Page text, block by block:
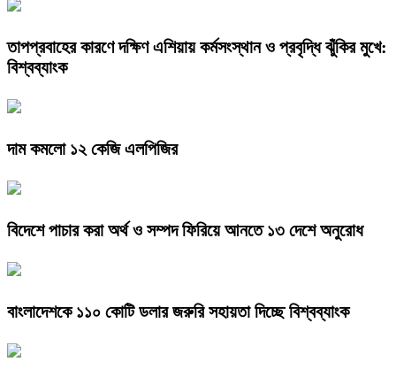
তাপপ্রবাহের কারণে দক্ষিণ এশিয়ায় কর্মসংস্থান ও প্রবৃদ্ধি ঝুঁকির মুখে:
বিশ্বব্যাংক
দাম কমলো ১২ কেজি এলপিজির
বিদেশে পাচার করা অর্থ ও সম্পদ ফিরিয়ে আনতে ১৩ দেশে অনুরোধ
বাংলাদেশকে ১১০ কোটি ডলার জরুরি সহায়তা দিচ্ছে বিশ্বব্যাংক